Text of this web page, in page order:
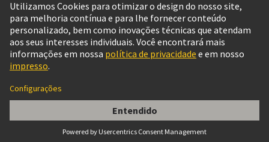
09 33 000 9851, Jumper Along 1x12 blue 16A
Brasil Português
© Grupo de Tecnologia HARTING
Configurações de cookies